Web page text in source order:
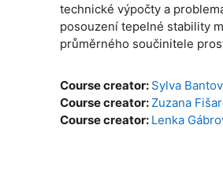
technické výpočty a
posouzení tepelné stability
průměrného součinitele
Course creator: Sylva
Course creator:Zuzana
Course creator: Lenka